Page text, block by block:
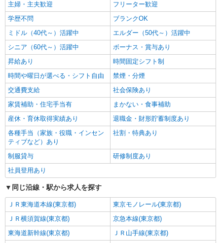
主婦・主夫歓迎
フリーター歓迎
学歴不問
ブランクOK
ミドル（40代～）活躍中
エルダー（50代～）活躍中
シニア（60代～）活躍中
ボーナス・賞与あり
昇給あり
時間固定シフト制
時間や曜日が選べる・シフト自由
禁煙・分煙
交通費支給
社会保険あり
家賃補助・住宅手当有
まかない・食事補助
産休・育休取得実績あり
退職金・財形貯蓄制度あり
各種手当（家族・役職・インセン
ティブなど）あり
社割・特典あり
制服貸与
研修制度あり
社員登用あり
同じ沿線・駅から求人を探す
ＪＲ東海道本線(東京都)
東京モノレール(東京都)
ＪＲ横須賀線(東京都)
京急本線(東京都)
東海道新幹線(東京都)
ＪＲ山手線(東京都)